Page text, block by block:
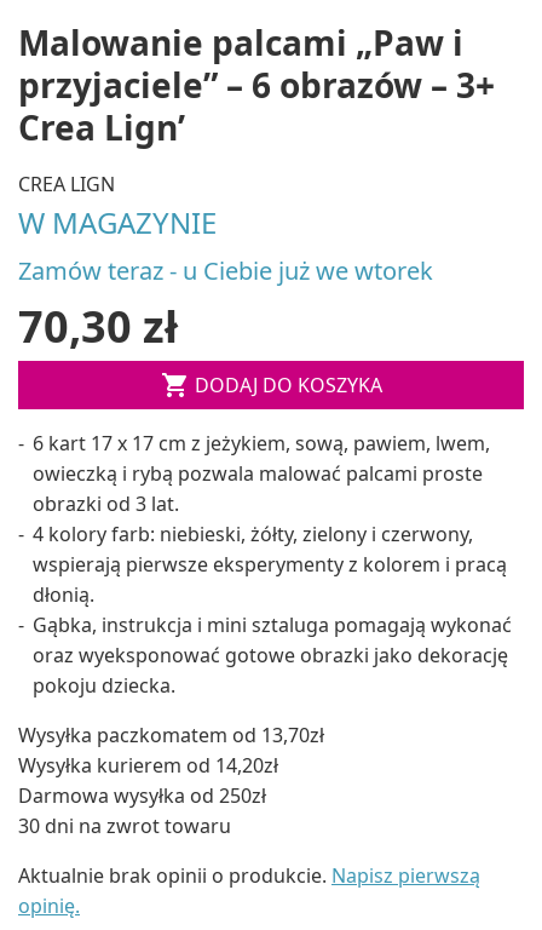
Malowanie palcami „Paw i
przyjaciele” – 6 obrazów – 3+
Crea Lign’
CREA LIGN
W MAGAZYNIE
Zamów teraz - u Ciebie już we wtorek
70,30 zł
 DODAJ DO KOSZYKA
6 kart 17 x 17 cm z jeżykiem, sową, pawiem, lwem,
owieczką i rybą pozwala malować palcami proste
obrazki od 3 lat.
4 kolory farb: niebieski, żółty, zielony i czerwony,
wspierają pierwsze eksperymenty z kolorem i pracą
dłonią.
Gąbka, instrukcja i mini sztaluga pomagają wykonać
oraz wyeksponować gotowe obrazki jako dekorację
pokoju dziecka.
Wysyłka paczkomatem od 13,70zł
Wysyłka kurierem od 14,20zł
Darmowa wysyłka od 250zł
30 dni na zwrot towaru
Aktualnie brak opinii o produkcie. Napisz pierwszą
opinię.